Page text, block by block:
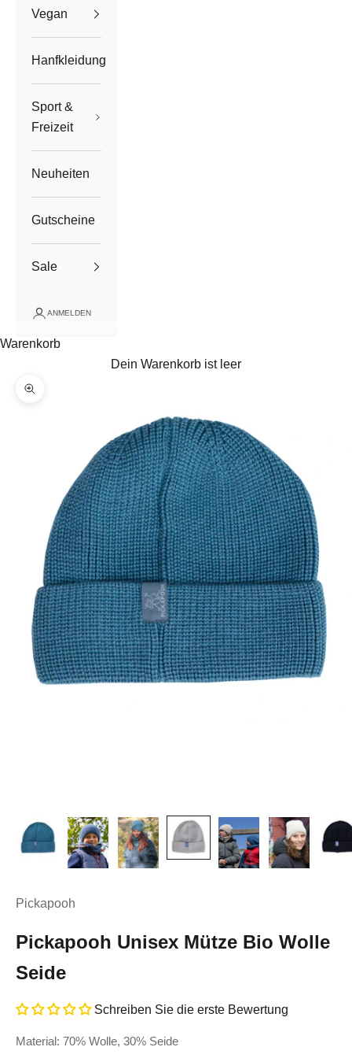
Vegan
Hanfkleidung
Sport &
Freizeit
Neuheiten
Gutscheine
Sale
ANMELDEN
Warenkorb
Dein Warenkorb ist leer
Bild vergrößern
Pickapooh
Pickapooh Unisex Mütze Bio Wolle
Seide
Schreiben Sie die erste Bewertung
Material: 70% Wolle, 30% Seide